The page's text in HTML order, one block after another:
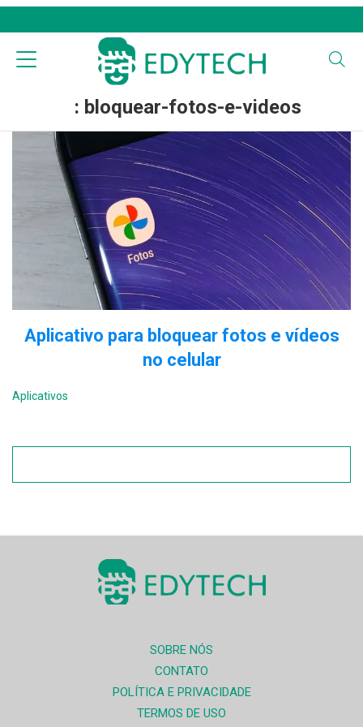
: bloquear-fotos-e-videos
Aplicativo para bloquear fotos e vídeos
no celular
Aplicativos
SOBRE NÓS
CONTATO
POLÍTICA E PRIVACIDADE
TERMOS DE USO